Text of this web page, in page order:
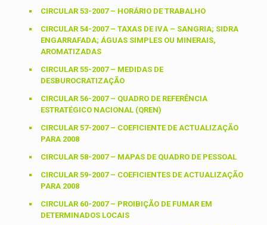
CIRCULAR 53-2007 – HORÁRIO DE TRABALHO
CIRCULAR 54-2007 – TAXAS DE IVA – SANGRIA; SIDRA
ENGARRAFADA; ÁGUAS SIMPLES OU MINERAIS,
AROMATIZADAS
CIRCULAR 55-2007 – MEDIDAS DE
DESBUROCRATIZAÇÃO
CIRCULAR 56-2007 – QUADRO DE REFERÊNCIA
ESTRATÉGICO NACIONAL (QREN)
CIRCULAR 57-2007 – COEFICIENTE DE ACTUALIZAÇÃO
PARA 2008
CIRCULAR 58-2007 – MAPAS DE QUADRO DE PESSOAL
CIRCULAR 59-2007 – COEFICIENTES DE ACTUALIZAÇÃO
PARA 2008
CIRCULAR 60-2007 – PROIBIÇÃO DE FUMAR EM
DETERMINADOS LOCAIS